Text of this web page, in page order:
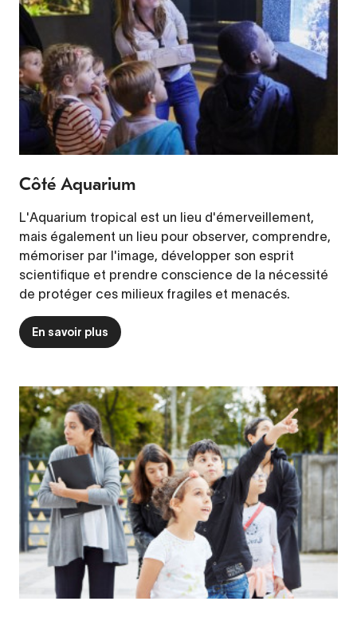
Côté Aquarium
L'Aquarium tropical est un lieu d'émerveillement,
mais également un lieu pour observer, comprendre,
mémoriser par l'image, développer son esprit
scientifique et prendre conscience de la nécessité
de protéger ces milieux fragiles et menacés.
En savoir plus